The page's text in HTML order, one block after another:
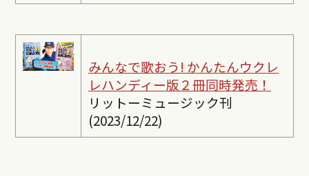
みんなで歌おう! かんたんウクレ
レハンディー版２冊同時発売！
リットーミュージック刊
(2023/12/22)